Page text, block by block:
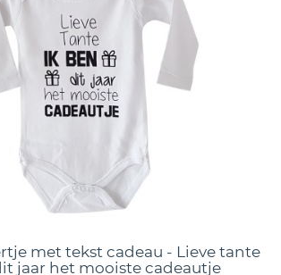
met tekst cadeau - Lieve tante
jaar het mooiste cadeautje